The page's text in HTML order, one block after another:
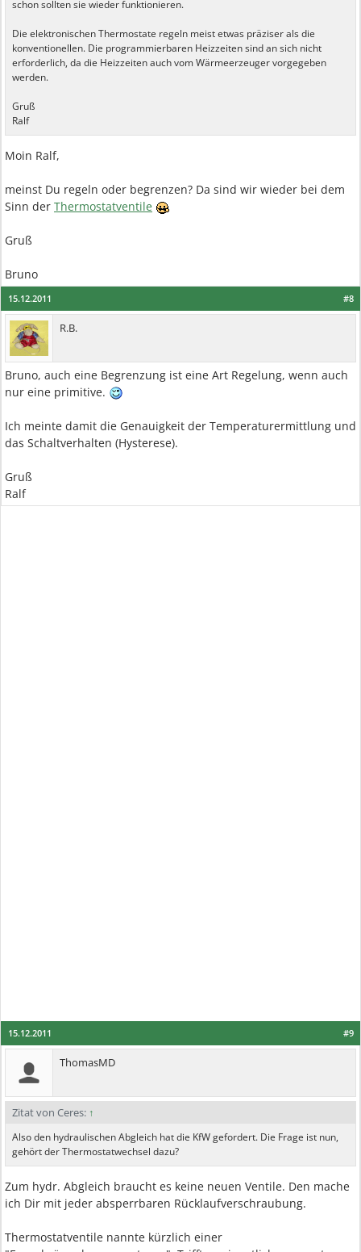
schon sollten sie wieder funktionieren.
Die elektronischen Thermostate regeln meist etwas präziser als die
konventionellen. Die programmierbaren Heizzeiten sind an sich nicht
erforderlich, da die Heizzeiten auch vom Wärmeerzeuger vorgegeben
werden.
Gruß
Ralf
Moin Ralf,
meinst Du regeln oder begrenzen? Da sind wir wieder bei dem
Sinn der Thermostatventile
Gruß
Bruno
#8
15.12.2011
R.B.
Bruno, auch eine Begrenzung ist eine Art Regelung, wenn auch
nur eine primitive.
Ich meinte damit die Genauigkeit der Temperaturermittlung und
das Schaltverhalten (Hysterese).
Gruß
Ralf
#9
15.12.2011
ThomasMD
Zitat von Ceres: ↑
Also den hydraulischen Abgleich hat die KfW gefordert. Die Frage ist nun,
gehört der Thermostatwechsel dazu?
Zum hydr. Abgleich braucht es keine neuen Ventile. Den mache
ich Dir mit jeder absperrbaren Rücklaufverschraubung.
Thermostatventile nannte kürzlich einer